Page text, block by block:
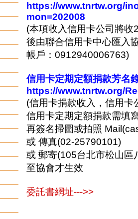
https://www.tnrtw.org/
mon=202008
(本項收入信用卡公司將
後由聯合信用卡中心匯入
帳戶：0912940006763)
信用卡定期定額捐款芳名
https://www.tnrtw.org/
(信用卡捐款收入，信用
信用卡定期定額捐款需填
再簽名掃圖或拍照
或 傳真(02-25790101)
或 郵寄(105台北市松山
至協會才生效
委託書網址--->>